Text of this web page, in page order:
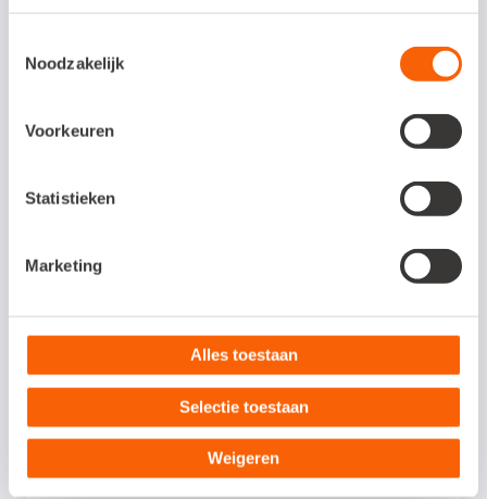
Noodzakelijk
Voorkeuren
Statistieken
Marketing
Alles toestaan
Selectie toestaan
Weigeren
Ook interessant voor jou:
Oja-momentjes die tijd besparen
14 oktober, 2025
Administratie Klantverhalen